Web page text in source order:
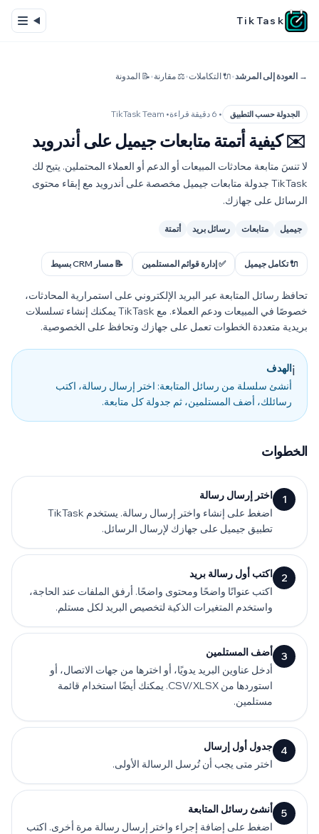
TikTask
→ العودة إلى المرشد•🔌 التكاملات•⚖️ مقارنة•📝 المدونة
الجدولة حسب التطبيق • 6 دقيقة قراءة • TikTask Team
✉️كيفية أتمتة متابعات جيميل على أندرويد
لا تنسَ متابعة محادثات المبيعات أو الدعم أو العملاء المحتملين. يتيح لك
TikTask جدولة متابعات جيميل مخصصة على أندرويد مع إبقاء محتوى
الرسائل على جهازك.
جيميل متابعات رسائل بريد أتمتة
🔌 تكامل جيميل ✅ إدارة قوائم المستلمين 📝 مسار CRM بسيط
تحافظ رسائل المتابعة عبر البريد الإلكتروني على استمرارية المحادثات،
خصوصًا في المبيعات ودعم العملاء. مع TikTask يمكنك إنشاء تسلسلات
بريدية متعددة الخطوات تعمل على جهازك وتحافظ على الخصوصية.
ℹ️الهدف
أنشئ سلسلة من رسائل المتابعة: اختر إرسال رسالة، اكتب
رسائلك، أضف المستلمين، ثم جدولة كل متابعة.
الخطوات
1
اختر إرسال رسالة
اضغط على إنشاء واختر إرسال رسالة. يستخدم TikTask
تطبيق جيميل على جهازك لإرسال الرسائل.
2
اكتب أول رسالة بريد
اكتب عنوانًا واضحًا ومحتوى واضحًا. أرفق الملفات عند الحاجة،
واستخدم المتغيرات الذكية لتخصيص البريد لكل مستلم.
3
أضف المستلمين
أدخل عناوين البريد يدويًا، أو اخترها من جهات الاتصال، أو
استوردها من CSV/XLSX. يمكنك أيضًا استخدام قائمة
مستلمين.
4
جدول أول إرسال
اختر متى يجب أن تُرسل الرسالة الأولى.
5
أنشئ رسائل المتابعة
اضغط على إضافة إجراء واختر إرسال رسالة مرة أخرى. اكتب